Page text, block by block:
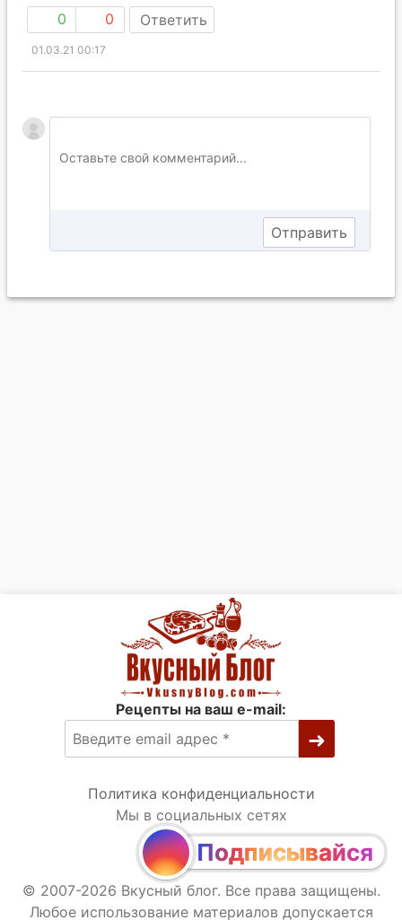
0 0 Ответить
01.03.21 00:17
Рецепты на ваш e-mail:
Политика конфиденциальности
Мы в социальных сетях
Подписывайся
© 2007-2026 Вкусный блог. Все права защищены.
Любое использование материалов допускается